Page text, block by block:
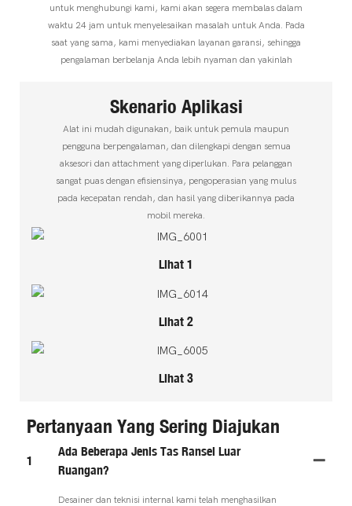
untuk menghubungi kami, kami akan segera membalas dalam
waktu 24 jam untuk menyelesaikan masalah untuk Anda. Pada
saat yang sama, kami menyediakan layanan garansi, sehingga
pengalaman berbelanja Anda lebih nyaman dan yakinlah
Skenario Aplikasi
Alat ini mudah digunakan, baik untuk pemula maupun
pengguna berpengalaman, dan dilengkapi dengan semua
aksesori dan attachment yang diperlukan. Para pelanggan
sangat puas dengan efisiensinya, pengoperasian yang mulus
pada kecepatan rendah, dan hasil yang diberikannya pada
mobil mereka.
Lihat 1
Lihat 2
Lihat 3
Pertanyaan Yang Sering Diajukan
1
Ada Beberapa Jenis Tas Ransel Luar
Ruangan?
Desainer dan teknisi internal kami telah menghasilkan